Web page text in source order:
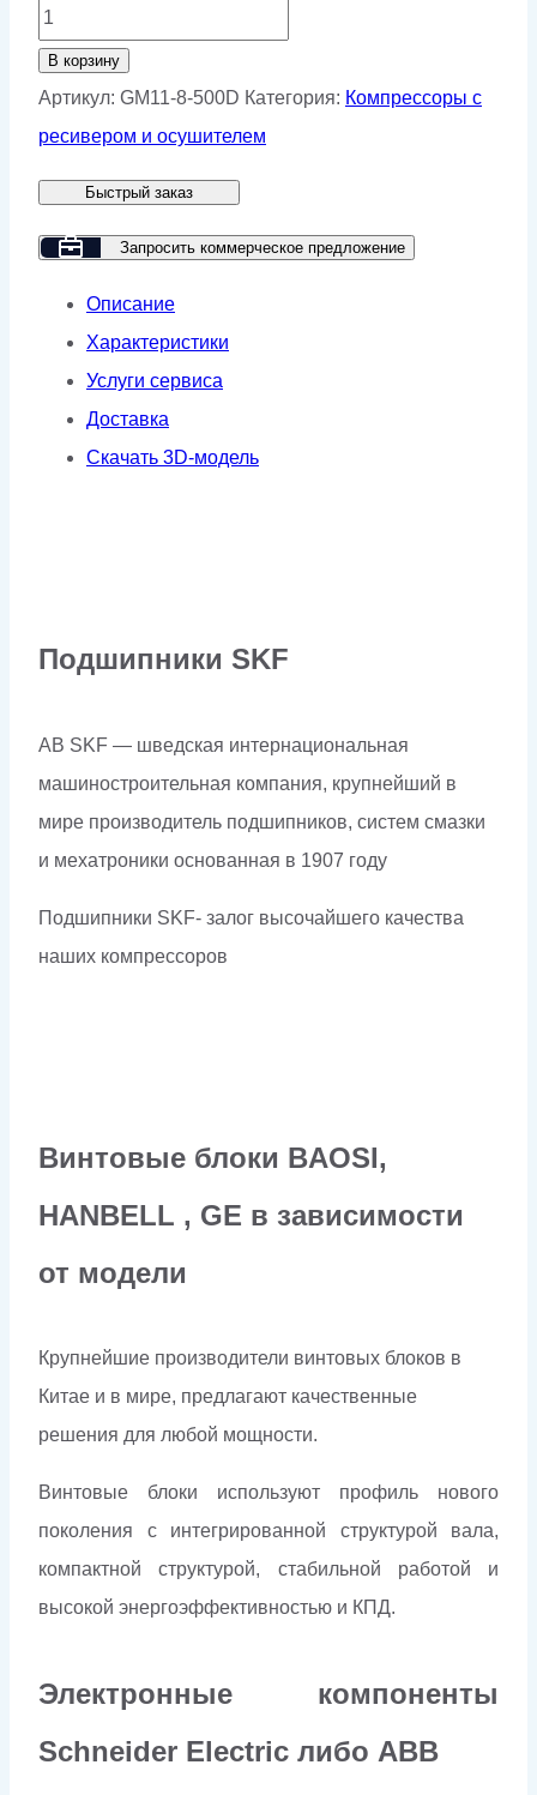
Количество
товара
Винтовой
компрессор
GM
11-
В корзину
Артикул: GM11-8-500D Категория: Компрессоры с
ресивером и осушителем
Быстрый заказ
Запросить коммерческое предложение
Описание
Характеристики
Услуги сервиса
Доставка
Скачать 3D-модель
Подшипники SKF
AB SKF — шведская интернациональная
машиностроительная компания, крупнейший в
мире производитель подшипников, систем смазки
и мехатроники основанная в 1907 году
Подшипники SKF- залог высочайшего качества
наших компрессоров
Винтовые блоки BAOSI,
HANBELL , GE в зависимости
от модели
Крупнейшие производители винтовых блоков в
Китае и в мире, предлагают качественные
решения для любой мощности.
Винтовые блоки используют профиль нового
поколения с интегрированной структурой вала,
компактной структурой, стабильной работой и
высокой энергоэффективностью и КПД.
Электронные компоненты
Schneider Electriс либо ABB